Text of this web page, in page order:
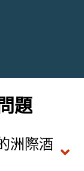
題
洲際酒